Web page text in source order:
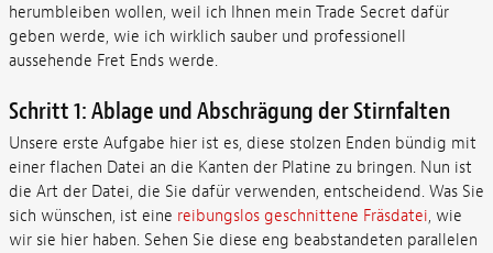
herumbleiben wollen, weil ich Ihnen mein Trade Secret dafür
geben werde, wie ich wirklich sauber und professionell
aussehende Fret Ends werde.
Schritt 1: Ablage und Abschrägung der Stirnfalten
Unsere erste Aufgabe hier ist es, diese stolzen Enden bündig mit
einer flachen Datei an die Kanten der Platine zu bringen. Nun ist
die Art der Datei, die Sie dafür verwenden, entscheidend. Was Sie
sich wünschen, ist eine reibungslos geschnittene Fräsdatei, wie
wir sie hier haben. Sehen Sie diese eng beabstandeten parallelen